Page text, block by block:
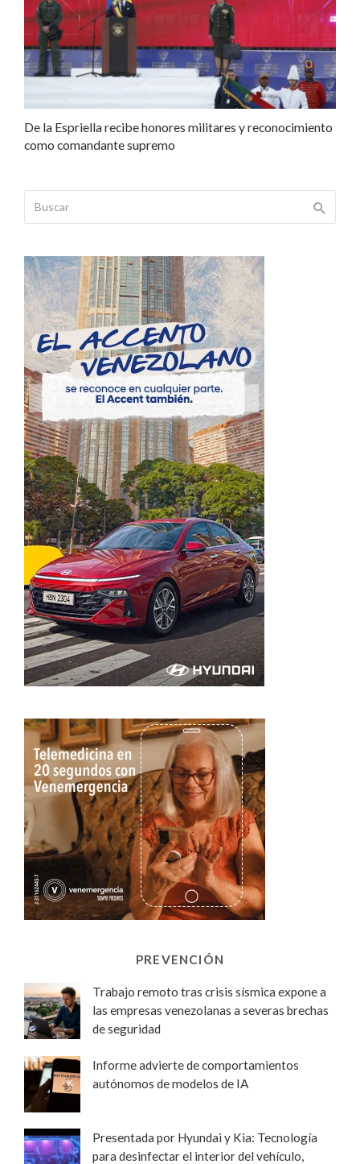
De la Espriella recibe honores militares y reconocimiento
como comandante supremo
PREVENCIÓN
Trabajo remoto tras crisis sísmica expone a
las empresas venezolanas a severas brechas
de seguridad
Informe advierte de comportamientos
autónomos de modelos de IA
Presentada por Hyundai y Kia: Tecnología
para desinfectar el interior del vehículo,